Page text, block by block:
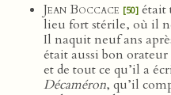
Jean Boccace [50] était
lieu fort stérile, où il
Il naquit neuf ans
était aussi bon orateur
et de tout ce qu’il a
Décaméron, qu’il